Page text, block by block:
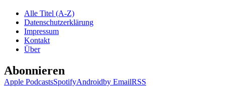
Alle Titel (A-Z)
Datenschutzerklärung
Impressum
Kontakt
Über
Abonnieren
Apple PodcastsSpotifyAndroidby EmailRSS